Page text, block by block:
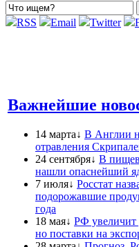
RSS Email Twitter
Важнейшие
14 марта↓ В Англии
отравления
24 сентября↓ В
нашли опаснейший
7 июля↓ Росстат
подорожавшие
года
18 мая↓ РФ увеличит
но поставки на